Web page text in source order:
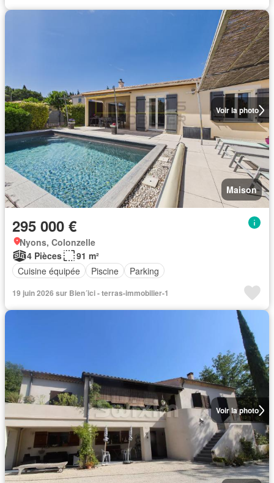
Voir la photo
Maison
295 000 €
Nyons, Colonzelle
4 Pièces
91 m²
Cuisine équipée
Piscine Parking
19 juin 2026 sur Bien´ici - terras-immobilier-1
Voir la photo